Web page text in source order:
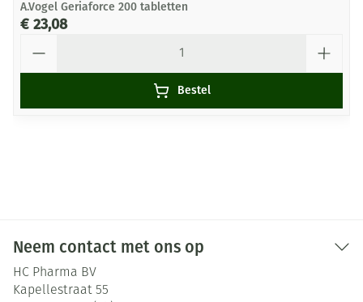
A.Vogel Geriaforce 200 tabletten
€ 23,08
Bestel
Neem contact met ons op
HC Pharma BV
Kapellestraat 55